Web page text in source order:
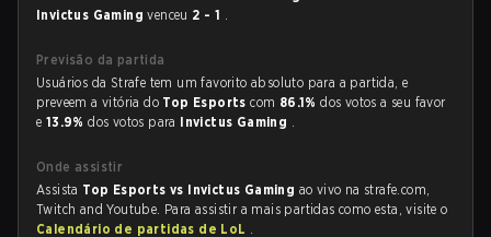
Invictus Gamingvenceu 2 - 1 .
Previsão da partida
Usuários da Strafe tem um favorito absoluto para a partida, e
preveem a vitória do Top Esportscom 86.1%dos votos a seu favor
e 13.9%dos votos para Invictus Gaming .
Onde assistir
Assista Top Esports vs Invictus Gaming ao vivo na strafe.com,
Twitch and Youtube. Para assistir a mais partidas como esta, visite o
Calendário de partidas de LoL .